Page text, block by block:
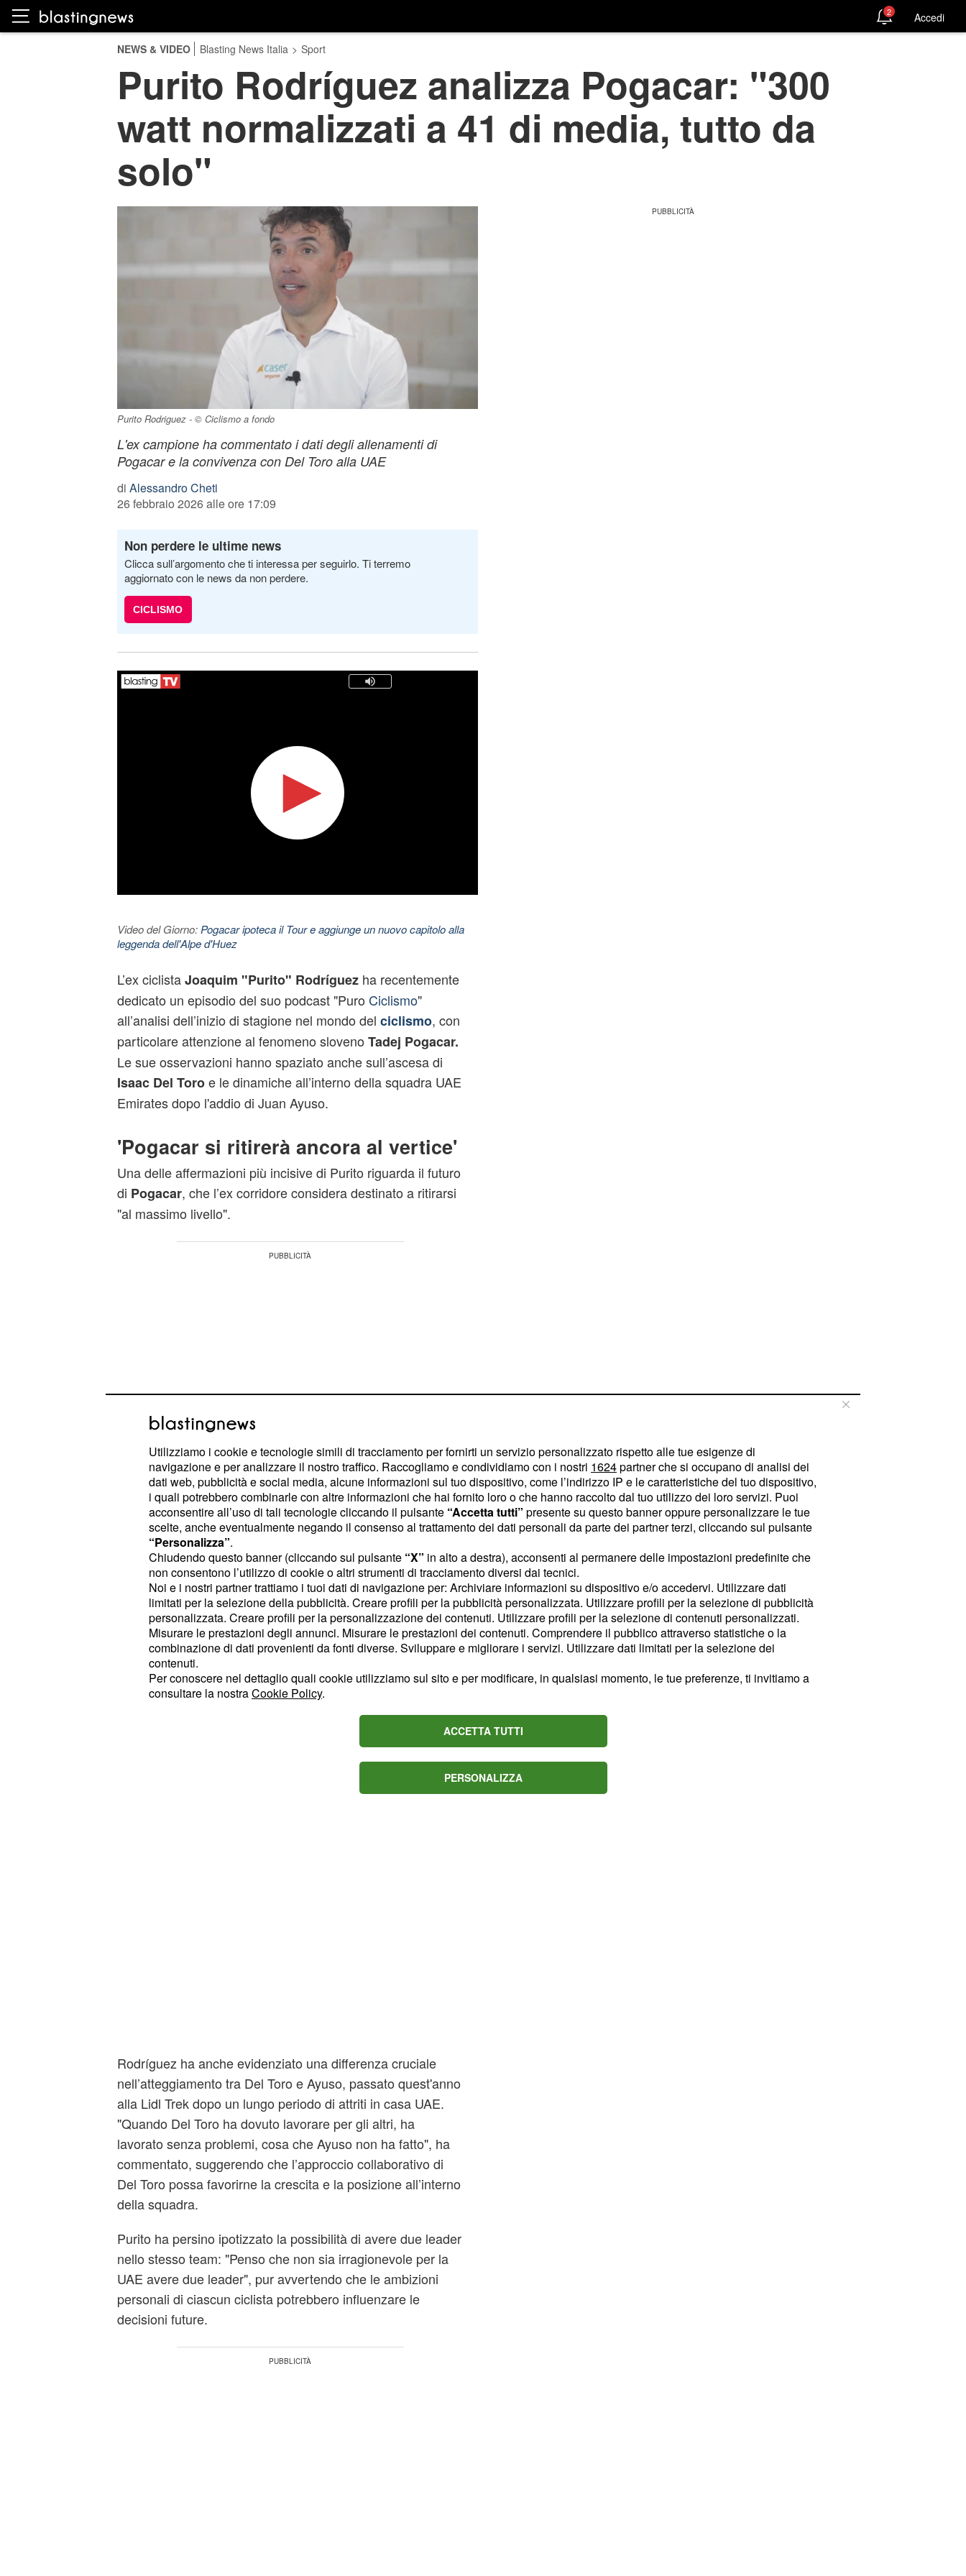
2 Accedi
NEWS & VIDEO Blasting News Italia > Sport
Purito Rodríguez analizza Pogacar: "300
watt normalizzati a 41 di media, tutto da
solo"
Purito Rodriguez - © Ciclismo a fondo
L'ex campione ha commentato i dati degli allenamenti di
Pogacar e la convivenza con Del Toro alla UAE
di Alessandro Cheti
26 febbraio 2026 alle ore 17:09
Non perdere le ultime news
Clicca sull’argomento che ti interessa per seguirlo. Ti terremo
aggiornato con le news da non perdere.
CICLISMO
Video del Giorno: Pogacar ipoteca il Tour e aggiunge un nuovo capitolo alla
leggenda dell'Alpe d'Huez
L’ex ciclistaJoaquim "Purito" Rodríguezha recentemente
dedicato un episodio del suo podcast "Puro Ciclismo"
all’analisi dell’inizio di stagione nel mondo del ciclismo, con
particolare attenzione al fenomeno sloveno Tadej Pogacar.
Le sue osservazioni hanno spaziato anche sull’ascesa di
Isaac Del Toroe le dinamiche all’interno della squadra UAE
Emirates dopo l'addio di Juan Ayuso.
'Pogacar si ritirerà ancora al vertice'
Una delle affermazioni più incisive di Purito riguarda il futuro
di Pogacar, che l’ex corridore considera destinato a ritirarsi
"al massimo livello".
Secondo Rodríguez, Pogacar potrebbe giungere a un punto
in cui deciderà di smettere di gareggiare ancora da numero
uno, avendo raggiunto vette irraggiungibili per tutti gli altri.
"Gli ho detto che penso che si ritirerà al vertice. Arriverà un
momento in cui dirà: ‘Non corro più e non vedo nessuno’",
ha dichiarato, mettendo in luce la superiorità del corridore
sloveno nel panorama delciclismoattuale.
Per quanto riguarda IsaacDel Toro, Purito non ha nascosto
di riconoscerne il grande potenziale, definendolo un "super
corridore". Tuttavia, ha messo in guardia sul contesto in cui
si trova, sottolineando che, nonostante gli venga dato un
Rodríguez ha anche evidenziato una differenza cruciale
nell’atteggiamento tra Del Toro e Ayuso, passato quest'anno
alla Lidl Trek dopo un lungo periodo di attriti in casa UAE.
"Quando Del Toro ha dovuto lavorare per gli altri, ha
lavorato senza problemi, cosa che Ayuso non ha fatto", ha
commentato, suggerendo che l’approccio collaborativo di
Del Toro possa favorirne la crescita e la posizione all’interno
della squadra.
Purito ha persino ipotizzato la possibilità di avere due leader
nello stesso team: "Penso che non sia irragionevole per la
UAE avere due leader", pur avvertendo che le ambizioni
personali di ciascun ciclista potrebbero influenzare le
decisioni future.
Utilizziamo i cookie e tecnologie simili di tracciamento per fornirti un servizio personalizzato rispetto alle tue esigenze di
navigazione e per analizzare il nostro traffico. Raccogliamo e condividiamo con i nostri 1624partner che si occupano di analisi dei
dati web, pubblicità e social media, alcune informazioni sul tuo dispositivo, come l’indirizzo IP e le caratteristiche del tuo dispositivo,
i quali potrebbero combinarle con altre informazioni che hai fornito loro o che hanno raccolto dal tuo utilizzo dei loro servizi. Puoi
acconsentire all’uso di tali tecnologie cliccando il pulsante “Accetta tutti” presente su questo banner oppure personalizzare le tue
scelte, anche eventualmente negando il consenso al trattamento dei dati personali da parte dei partner terzi, cliccando sul pulsante
“Personalizza”.
Chiudendo questo banner (cliccando sul pulsante “X” in alto a destra), acconsenti al permanere delle impostazioni predefinite che
non consentono l’utilizzo di cookie o altri strumenti di tracciamento diversi dai tecnici.
Noi e i nostri partner trattiamo i tuoi dati di navigazione per: Archiviare informazioni su dispositivo e/o accedervi. Utilizzare dati
limitati per la selezione della pubblicità. Creare profili per la pubblicità personalizzata. Utilizzare profili per la selezione di pubblicità
personalizzata. Creare profili per la personalizzazione dei contenuti. Utilizzare profili per la selezione di contenuti personalizzati.
Misurare le prestazioni degli annunci. Misurare le prestazioni dei contenuti. Comprendere il pubblico attraverso statistiche o la
combinazione di dati provenienti da fonti diverse. Sviluppare e migliorare i servizi. Utilizzare dati limitati per la selezione dei
contenuti.
Per conoscere nel dettaglio quali cookie utilizziamo sul sito e per modificare, in qualsiasi momento, le tue preferenze, ti invitiamo a
consultare la nostraCookie Policy.
ACCETTA TUTTI
PERSONALIZZA